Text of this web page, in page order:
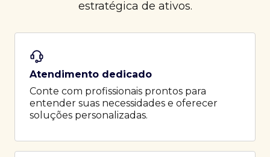
estratégica de ativos.
Atendimento dedicado
Conte com profissionais prontos para
entender suas necessidades e oferecer
soluções personalizadas.